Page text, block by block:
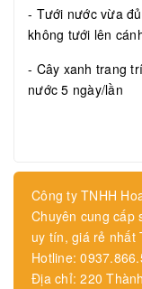
- Tưới nước vừa
không tưới lên
- Cây xanh trang
nước 5 ngày/lần
Công ty TNHH
Chuyên cung cấp
uy tín, giá rẻ nhất
Hotline:
Địa chỉ: 220